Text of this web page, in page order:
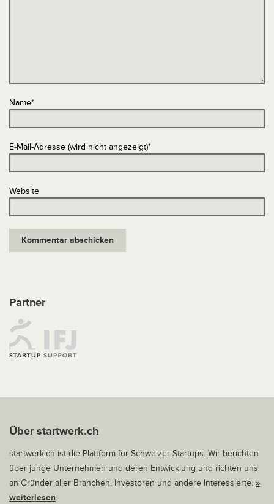
Name*
E-Mail-Adresse (wird nicht angezeigt)*
Website
Partner
Über startwerk.ch
startwerk.ch ist die Plattform für Schweizer Startups. Wir berichten
über junge Unternehmen und deren Entwicklung und richten uns
an Gründer aller Branchen, Investoren und andere Interessierte. »
weiterlesen